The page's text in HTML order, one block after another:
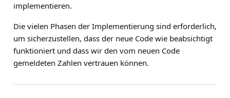
implementieren.
Die vielen Phasen der Implementierung sind erforderlich,
um sicherzustellen, dass der neue Code wie beabsichtigt
funktioniert und dass wir den vom neuen Code
gemeldeten Zahlen vertrauen können.